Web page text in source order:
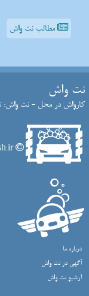
مطالب نت واش
نت واش
کارواش در محل - نت واش:
netwash.ir - تمام حقوق سایت نت واش محفوظ است
درباره ما
آگهی در نت واش
آرشیو نت واش